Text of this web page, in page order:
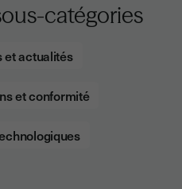
catégories
et actualités
et conformité